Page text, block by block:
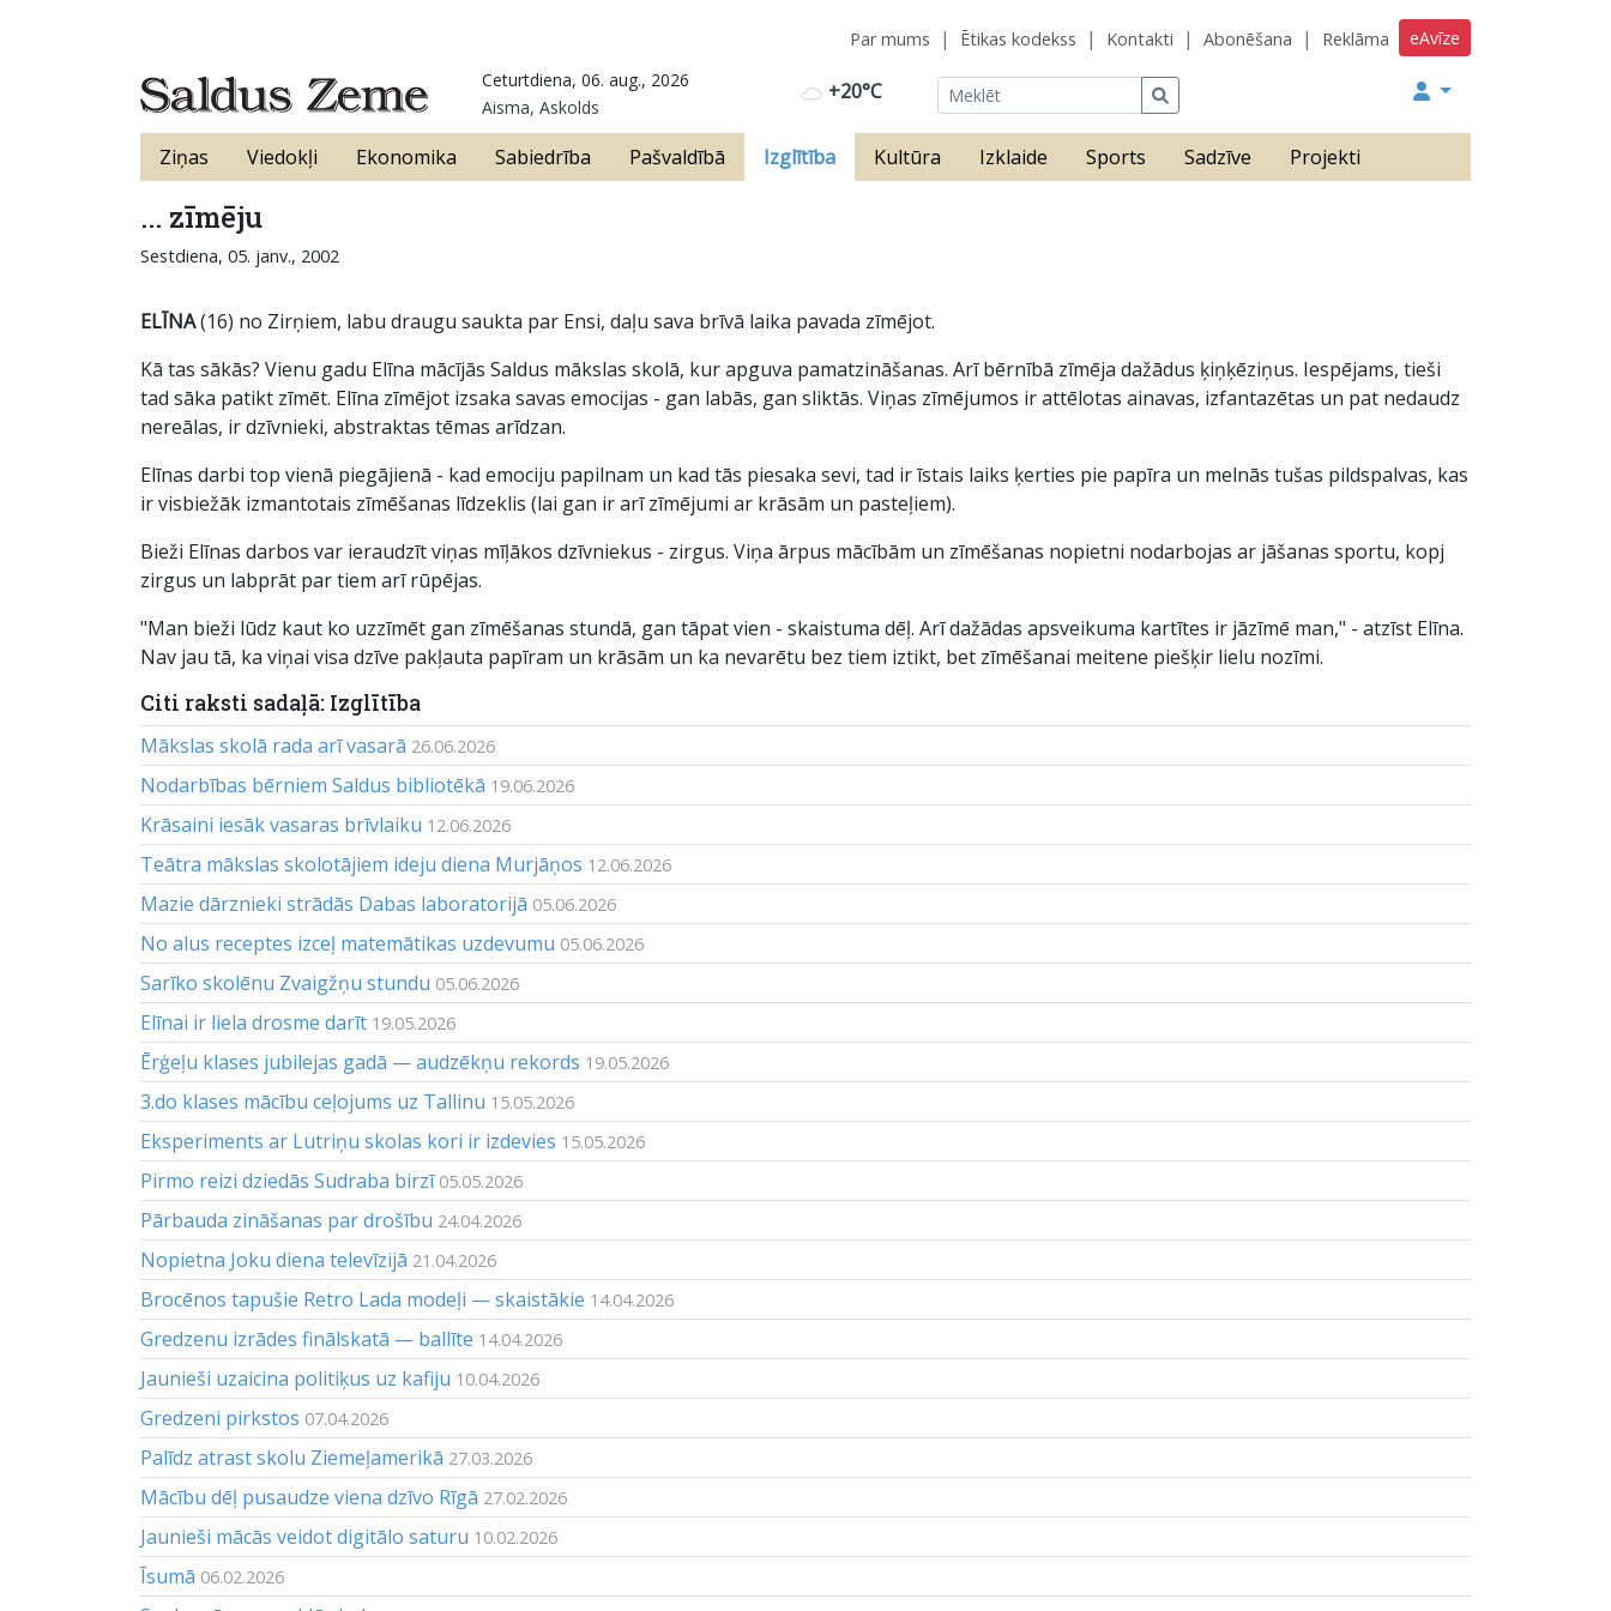
eAvīze
Par mums Ētikas kodekss Kontakti Abonēšana Reklāma
+20°C
Ceturtdiena, 06. aug., 2026
Aisma, Askolds
Ziņas Viedokļi Ekonomika Sabiedrība Pašvaldībā Izglītība Kultūra Izklaide Sports Sadzīve Projekti
... zīmēju
Sestdiena, 05. janv., 2002
ELĪNA(16) no Zirņiem, labu draugu saukta par Ensi, daļu sava brīvā laika pavada zīmējot.
Kā tas sākās? Vienu gadu Elīna mācījās Saldus mākslas skolā, kur apguva pamatzināšanas. Arī bērnībā zīmēja dažādus ķiņķēziņus. Iespējams, tieši
tad sāka patikt zīmēt. Elīna zīmējot izsaka savas emocijas - gan labās, gan sliktās. Viņas zīmējumos ir attēlotas ainavas, izfantazētas un pat nedaudz
nereālas, ir dzīvnieki, abstraktas tēmas arīdzan.
Elīnas darbi top vienā piegājienā - kad emociju papilnam un kad tās piesaka sevi, tad ir īstais laiks ķerties pie papīra un melnās tušas pildspalvas, kas
ir visbiežāk izmantotais zīmēšanas līdzeklis (lai gan ir arī zīmējumi ar krāsām un pasteļiem).
Bieži Elīnas darbos var ieraudzīt viņas mīļākos dzīvniekus - zirgus. Viņa ārpus mācībām un zīmēšanas nopietni nodarbojas ar jāšanas sportu, kopj
zirgus un labprāt par tiem arī rūpējas.
"Man bieži lūdz kaut ko uzzīmēt gan zīmēšanas stundā, gan tāpat vien - skaistuma dēļ. Arī dažādas apsveikuma kartītes ir jāzīmē man," - atzīst Elīna.
Nav jau tā, ka viņai visa dzīve pakļauta papīram un krāsām un ka nevarētu bez tiem iztikt, bet zīmēšanai meitene piešķir lielu nozīmi.
Citi raksti sadaļā: Izglītība
Mākslas skolā rada arī vasarā 26.06.2026
Nodarbības bērniem Saldus bibliotēkā 19.06.2026
Krāsaini iesāk vasaras brīvlaiku 12.06.2026
Teātra mākslas skolotājiem ideju diena Murjāņos 12.06.2026
Mazie dārznieki strādās Dabas laboratorijā 05.06.2026
No alus receptes izceļ matemātikas uzdevumu 05.06.2026
Sarīko skolēnu Zvaigžņu stundu 05.06.2026
Elīnai ir liela drosme darīt 19.05.2026
Ērģeļu klases jubilejas gadā — audzēkņu rekords 19.05.2026
3.do klases mācību ceļojums uz Tallinu 15.05.2026
Eksperiments ar Lutriņu skolas kori ir izdevies 15.05.2026
Pirmo reizi dziedās Sudraba birzī 05.05.2026
Pārbauda zināšanas par drošību 24.04.2026
Nopietna Joku diena televīzijā 21.04.2026
Brocēnos tapušie Retro Lada modeļi — skaistākie 14.04.2026
Gredzenu izrādes finālskatā — ballīte 14.04.2026
Jaunieši uzaicina politiķus uz kafiju 10.04.2026
Gredzeni pirkstos 07.04.2026
Palīdz atrast skolu Ziemeļamerikā 27.03.2026
Mācību dēļ pusaudze viena dzīvo Rīgā 27.02.2026
Jaunieši mācās veidot digitālo saturu 10.02.2026
Īsumā 06.02.2026